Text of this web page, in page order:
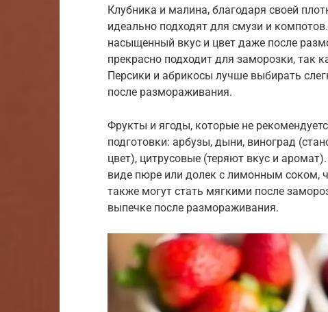
Клубника и малина, благодаря своей
идеально подходят для смузи и
насыщенный вкус и цвет даже после
прекрасно подходит для заморозки, так
Персики и абрикосы лучше выбирать
после размораживания.
Фрукты и ягоды, которые не
подготовки: арбузы, дыни, виноград
цвет), цитрусовые (теряют вкус и
виде пюре или долек с лимонным соком,
также могут стать мягкими после
выпечке после размораживания.